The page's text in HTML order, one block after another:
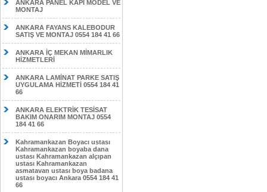
ANKARA PANEL KAPI MODEL VE
MONTAJ
ANKARA FAYANS KALEBODUR
SATIŞ VE MONTAJ 0554 184 41 66
ANKARA İÇ MEKAN MİMARLIK
HİZMETLERİ
ANKARA LAMİNAT PARKE SATIŞ
UYGULAMA HİZMETİ 0554 184 41
66
ANKARA ELEKTRİK TESİSAT
BAKIM ONARIM MONTAJ 0554
184 41 66
Kahramankazan Boyacı ustası
Kahramankazan boyaba dana
ustası Kahramankazan alçıpan
ustası Kahramankazan
asmatavan ustası boya badana
ustası boyacı Ankara 0554 184 41
66